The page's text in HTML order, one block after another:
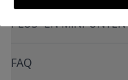
PLUS- EN MINPUNTEN
FAQ